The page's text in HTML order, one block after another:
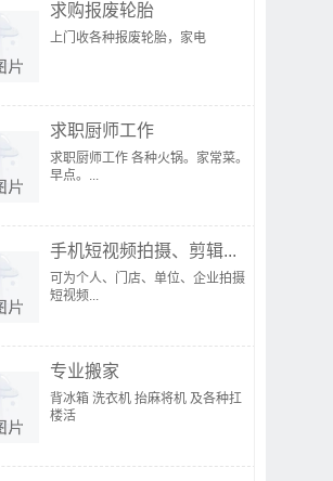
求购报废轮胎
上门收各种报废轮胎，家电
求职厨师工作
求职厨师工作 各种火锅。家常菜。
早点。...
手机短视频拍摄、剪辑...
可为个人、门店、单位、企业拍摄
短视频...
专业搬家
背冰箱 洗衣机 抬麻将机 及各种扛
楼活